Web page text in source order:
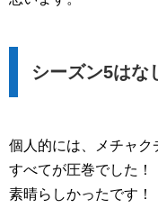
シーズン5はな
個人的には、メチャク
すべてが圧巻でした！
素晴らしかったです！